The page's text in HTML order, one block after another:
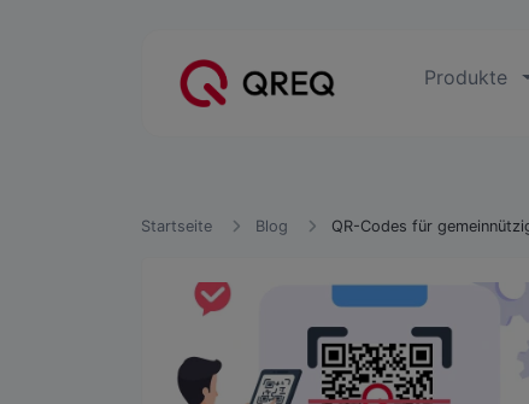
Produkte
Startseite Blog QR-Codes für